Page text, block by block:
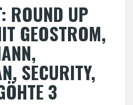
ROUND UP
GEOSTROM,
SECURITY,
3